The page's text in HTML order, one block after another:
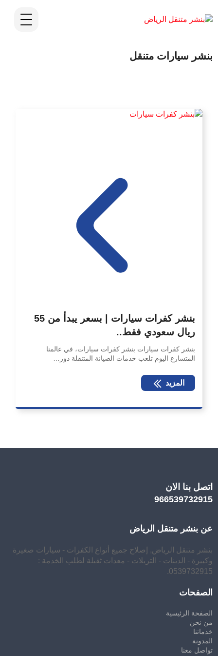
بنشر سيارات متنقل
بنشر كفرات سيارات | بسعر يبدأ من 55
ريال سعودي فقط..
بنشر كفرات سيارات بنشر كفرات سيارات، في عالمنا
المتسارع اليوم تلعب خدمات الصيانة المتنقلة دور…
المزيد
اتصل بنا الان
966539732915
عن بنشر متنقل الرياض
بنشر متنقل الرياض, إصلاح جميع أنواع الكفرات - سيارات صغيرة
وكبيرة - الدينات - التريلات - معدات ثقيلة لطلب الخدمة :
0539732915.
الصفحات
الصفحة الرئيسية
من نحن
خدماتنا
المدونة
تواصل معنا